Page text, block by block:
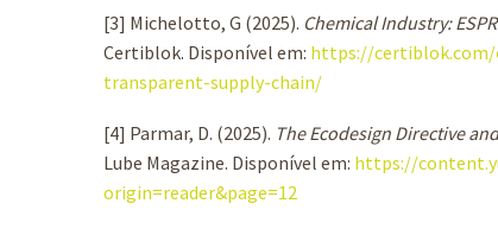
[3] Michelotto, G (2025). Chemical Industry:
Certiblok. Disponível em: https://
transparent-supply-chain/
[4] Parmar, D. (2025). The Ecodesign Directive
Lube Magazine. Disponível em: https://
origin=reader&page=12